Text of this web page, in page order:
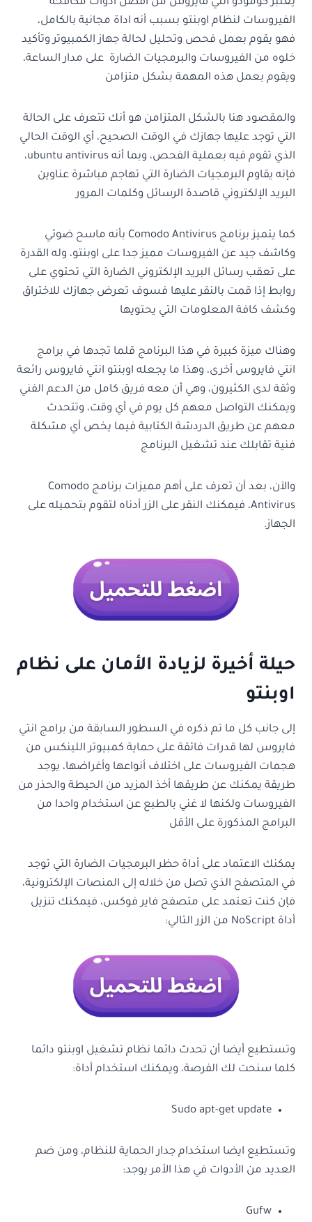
يعتبر كومودو انتي فايروس من أفضل أدوات مكافحة
الفيروسات لنظام اوبنتو بسبب أنه اداة مجانية بالكامل،
فهو يقوم بعمل فحص وتحليل لحالة جهاز الكمبيوتر وتأكيد
خلوه من الفيروسات والبرمجيات الضارة على مدار الساعة،
ويقوم بعمل هذه المهمة بشكل متزامن
والمقصود هنا بالشكل المتزامن هو أنك تتعرف على الحالة
التي توجد عليها جهازك في الوقت الصحيح، أي الوقت الحالي
الذي تقوم فيه بعملية الفحص، وبما أنه ubuntu antivirus،
فإنه يقاوم البرمجيات الضارة التي تهاجم مباشرة عناوين
البريد الإلكتروني قاصدة الرسائل وكلمات المرور
كما يتميز برنامج
Comodo Antivirus بأنه ماسح ضوئي
وكاشف جيد عن الفيروسات مميز جدا على اوبنتو، وله القدرة
على تعقب رسائل البريد الإلكتروني الضارة التي تحتوي على
روابط إذا قمت بالنقر عليها فسوف تعرض جهازك للاختراق
وكشف كافة المعلومات التي يحتويها
وهناك ميزة كبيرة في هذا البرنامج قلما تجدها في برامج
انتي فايروس أخرى، وهذا ما يجعله اوبنتو انتي فايروس رائعة
وثقة لدى الكثيرون، وهي أن معه فريق كامل من الدعم الفني
ويمكنك التواصل معهم كل يوم في أي وقت، وتتحدث
معهم عن طريق الدردشة الكتابية فيما يخص أي مشكلة
فنية تقابلك عند تشغيل البرنامج
والآن، بعد أن تعرف على أهم مميزات برنامج Comodo
Antivirus، فيمكنك النقر على الزر أدناه لتقوم بتحميله على
الجهاز.
حيلة أخيرة لزيادة الأمان على نظام
اوبنتو
إلى جانب كل ما تم ذكره في السطور السابقة من برامج انتي
فايروس لها قدرات فائقة على حماية كمبيوتر اللينكس من
هجمات الفيروسات على اختلاف أنواعها وأغراضها، يوجد
طريقة يمكنك عن طريقها أخذ المزيد من الحيطة والحذر من
الفيروسات ولكنها لا غني بالطبع عن استخدام واحدا من
البرامج المذكورة على الأقل
يمكنك الاعتماد على أداة حظر البرمجيات الضارة التي توجد
في المتصفح الذي تصل من خلاله إلى المنصات الإلكترونية،
فإن كنت تعتمد على متصفح فاير فوكس، فيمكنك تنزيل
أداة NoScript من الزر التالي:
وتستطيع أيضا أن تحدث دائما نظام تشغيل اوبنتو دائما
كلما سنحت لك الفرصة، ويمكنك استخدام أداة:
Sudo apt-get update
وتستطيع ايضا استخدام جدار الحماية للنظام، ومن ضم
العديد من الأدوات في هذا الأمر يوجد:
Gufw